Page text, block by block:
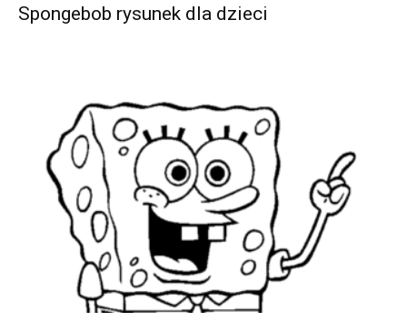
Spongebob rysunek dla dzieci